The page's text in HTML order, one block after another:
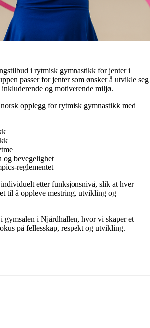
i rytmisk gymnastikk for jenter i
passer for jenter som ønsker å utvikle seg
og motiverende miljø.
opplegg for rytmisk gymnastikk med
og bevegelighet
reglementet
individuelt etter funksjonsnivå, slik at hver
til å oppleve mestring, utvikling og
gymsalen i Njårdhallen, hvor vi skaper et
på fellesskap, respekt og utvikling.